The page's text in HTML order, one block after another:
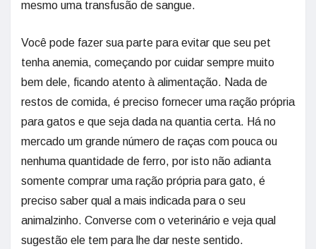
mesmo uma transfusão de sangue.
Você pode fazer sua parte para evitar que seu pet
tenha anemia, começando por cuidar sempre muito
bem dele, ficando atento à alimentação. Nada de
restos de comida, é preciso fornecer uma ração própria
para gatos e que seja dada na quantia certa. Há no
mercado um grande número de raças com pouca ou
nenhuma quantidade de ferro, por isto não adianta
somente comprar uma ração própria para gato, é
preciso saber qual a mais indicada para o seu
animalzinho. Converse com o veterinário e veja qual
sugestão ele tem para lhe dar neste sentido.